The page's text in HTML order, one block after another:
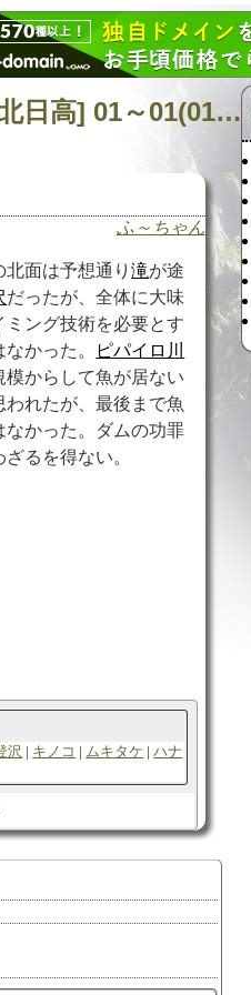
日記の検索 [タグ:山行記録 F2008 ピパイロ川 北日高] 01～01(01件中)
ふ～ちゃん
北面は予想通り滝が途
だったが、全体に大味
ミング技術を必要とす
かった。
ピパイロ川
模からして魚が居ない
われたが、最後まで魚
なかった。ダムの功罪
るを得ない。
沢 キノコ ムキタケ
ハナ